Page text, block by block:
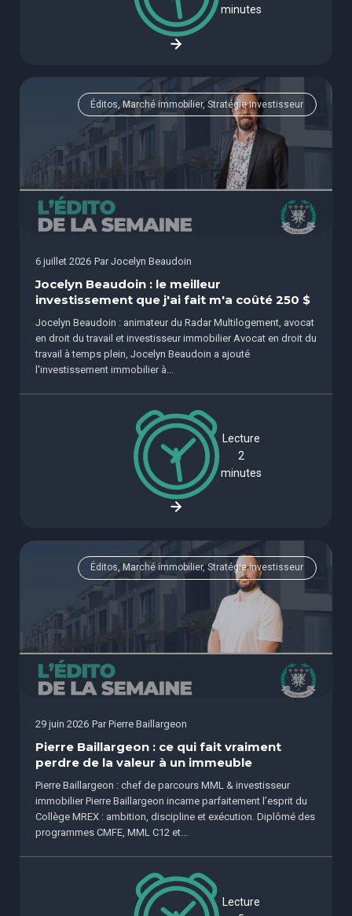
minutes
Éditos, Marché immobilier, Stratégie investisseur
6 juillet 2026 Par Jocelyn Beaudoin
Jocelyn Beaudoin : le meilleur
investissement que j'ai fait m'a coûté 250 $
Jocelyn Beaudoin : animateur du Radar Multilogement, avocat
en droit du travail et investisseur immobilier Avocat en droit du
travail à temps plein, Jocelyn Beaudoin a ajouté
l'investissement immobilier à...
Lecture
2
minutes
Éditos, Marché immobilier, Stratégie investisseur
29 juin 2026 Par Pierre Baillargeon
Pierre Baillargeon : ce qui fait vraiment
perdre de la valeur à un immeuble
Pierre Baillargeon : chef de parcours MML & investisseur
immobilier Pierre Baillargeon incarne parfaitement l’esprit du
Collège MREX : ambition, discipline et exécution. Diplômé des
programmes CMFE, MML C12 et...
Lecture